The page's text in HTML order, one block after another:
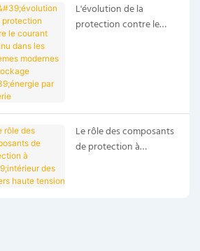
L'évolution de la
protection contre le
Le rôle des composants
de protection à